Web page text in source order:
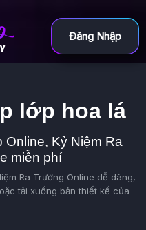
Đăng Nhập
lớp hoa lá
Kỷ Niệm Ra
miễn phí
Ra Trường Online dễ dàng,
tải xuống bản thiết kế của